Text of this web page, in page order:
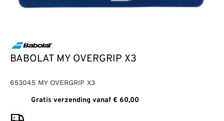
BABOLAT MY OVERGRIP X3
653045 MY OVERGRIP X3
Gratis verzending vanaf € 60,00